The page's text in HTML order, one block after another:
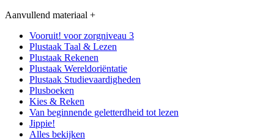
Aanvullend materiaal +
Vooruit! voor zorgniveau 3
Plustaak Taal & Lezen
Plustaak Rekenen
Plustaak Wereldoriëntatie
Plustaak Studievaardigheden
Plusboeken
Kies & Reken
Van beginnende geletterdheid tot lezen
Jippie!
Alles bekijken